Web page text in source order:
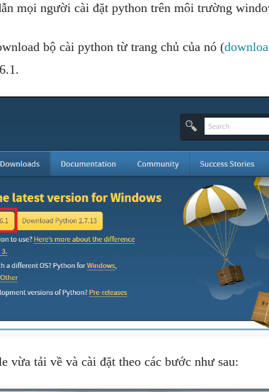
mọi người cài đặt python trên môi trường
bộ cài python từ trang chủ của nó (
vừa tải về và cài đặt theo các bước như sau: